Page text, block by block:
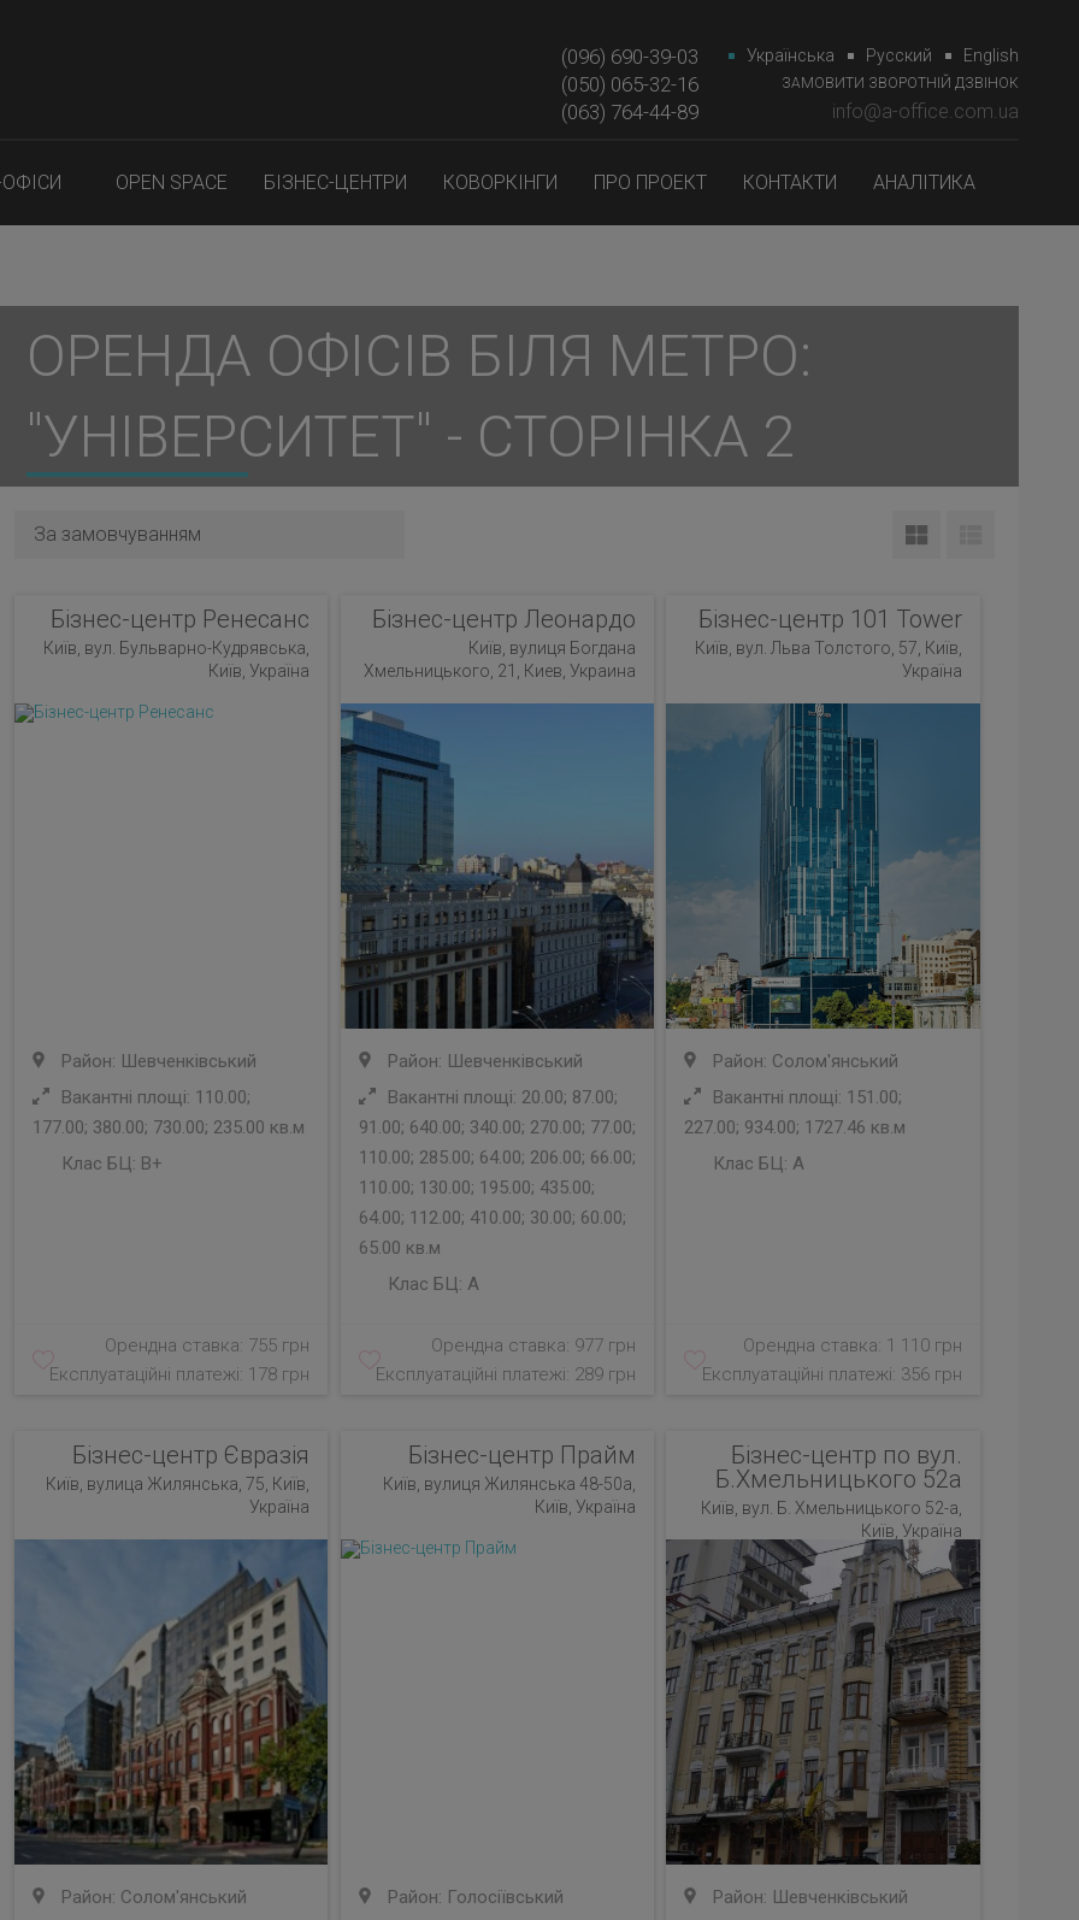
(096) 690-39-03
(050) 065-32-16
(063) 764-44-89‎‎
Українська Русский English
ЗАМОВИТИ ЗВОРОТНІЙ ДЗВІНОК
info@a-office.com.ua
OPEN SPACE БІЗНЕС-ЦЕНТРИ КОВОРКІНГИ ПРО ПРОЕКТ КОНТАКТИ АНАЛІТИКА
ОРЕНДА ОФІСІВ БІЛЯ МЕТРО:
"УНІВЕРСИТЕТ" - СТОРІНКА 2
Бізнес-центр Ренесанс
Київ, вул. Бульварно-Кудрявська,
Київ, Україна
Район: Шевченківський
Вакантні площі: 110.00;
177.00; 380.00; 730.00; 235.00 кв.м
Клас БЦ: B+
Орендна ставка: 755 грн
Експлуатаційні платежі: 178 грн
Бізнес-центр Леонардо
Київ, вулиця Богдана
Хмельницького, 21, Киев, Украина
Район: Шевченківський
Вакантні площі: 20.00; 87.00;
91.00; 640.00; 340.00; 270.00; 77.00;
110.00; 285.00; 64.00; 206.00; 66.00;
110.00; 130.00; 195.00; 435.00;
64.00; 112.00; 410.00; 30.00; 60.00;
65.00 кв.м
Клас БЦ: A
Орендна ставка: 977 грн
Експлуатаційні платежі: 289 грн
Бізнес-центр 101 Tower
Київ, вул. Льва Толстого, 57, Київ,
Україна
Район: Солом'янський
Вакантні площі: 151.00;
227.00; 934.00; 1727.46 кв.м
Клас БЦ:A
Орендна ставка: 1 110 грн
Експлуатаційні платежі: 356 грн
Бізнес-центр Євразія
Київ, вулица Жилянська, 75, Київ,
Україна
Район: Солом'янський
Бізнес-центр Прайм
Київ, вулиця Жилянська 48-50а,
Київ, Україна
Район: Голосіївський
Бізнес-центр по вул.
Б.Хмельницького 52а
Київ, вул. Б. Хмельницького 52-а,
Київ, Україна
Район: Шевченківський